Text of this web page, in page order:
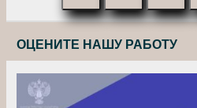
ОЦЕНИТЕ НАШУ РАБОТУ